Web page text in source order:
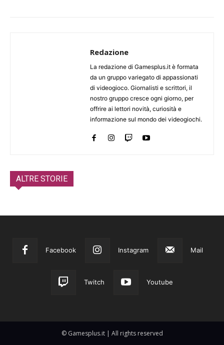
Redazione
La redazione di Gamesplus.it è formata
da un gruppo variegato di appassionati
di videogioco. Giornalisti e scrittori, il
nostro gruppo cresce ogni giorno, per
offrire ai lettori novità, curiosità e
informazione sul mondo dei videogiochi.
ALTRE STORIE
Facebook Instagram Mail
Twitch Youtube
© Gamesplus.it | All rights reserved